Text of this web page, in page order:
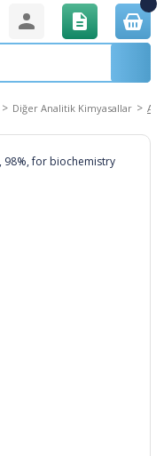
Diğer Analitik Kimyasallar